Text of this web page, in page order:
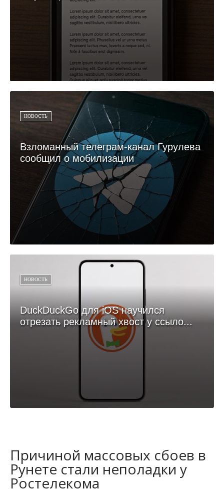
НОВОСТЬ
Взломанный телеграм-канал Гурулева
сообщил о мобилизации
НОВОСТЬ
DuckDuckGo для iOS научился
отрезать рекламный хвост у ссыло...
Причиной массовых сбоев в
Рунете стали неполадки у
Ростелекома